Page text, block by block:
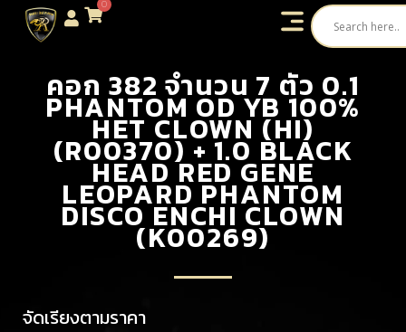
0
คอก 382 จำนวน 7 ตัว 0.1
PHANTOM OD YB 100%
HET CLOWN (HI)
(R00370) + 1.0 BLACK
HEAD RED GENE
LEOPARD PHANTOM
DISCO ENCHI CLOWN
(K00269)
จัดเรียงตามราคา